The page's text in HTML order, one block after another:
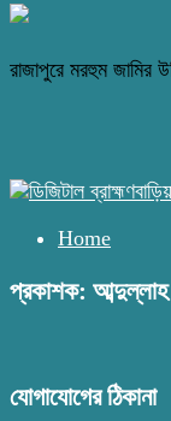
রাজাপুরে মরহুম জামির
Home
প্রকাশক:
যোগাযোগের ঠিকানা